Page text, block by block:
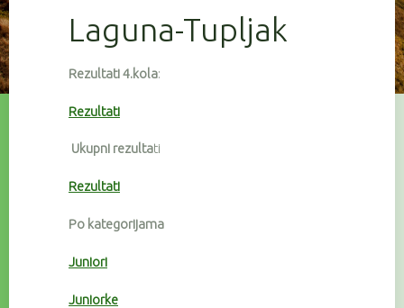
Laguna-Tupljak
Rezultati 4.kola:
Rezultati
Ukupni rezultati
Rezultati
Po kategorijama
Juniori
Juniorke